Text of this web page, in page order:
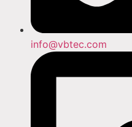
info@vbtec.com